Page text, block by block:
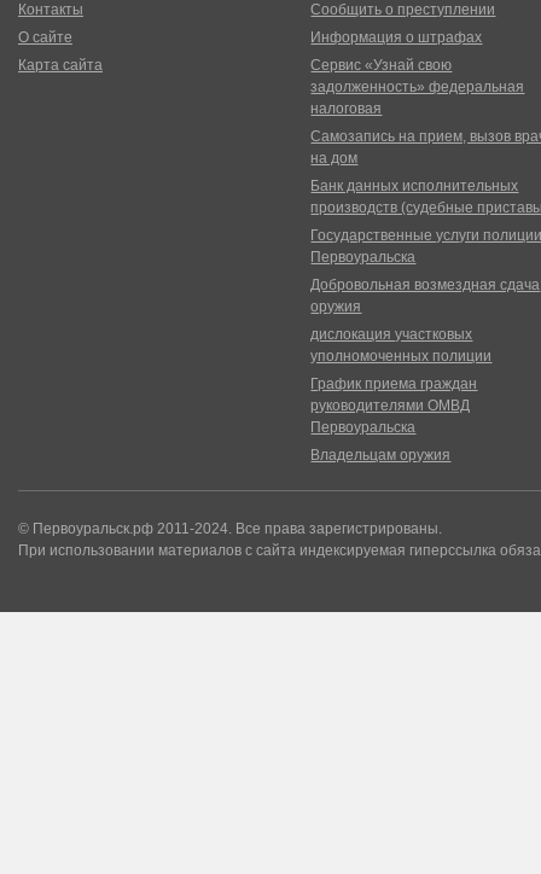
Контакты
О сайте
Карта сайта
Сообщить о преступлении
Информация о штрафах
Сервис «Узнай свою
задолженность» федеральная
налоговая
Самозапись на прием, вызов
на дом
Банк данных исполнительных
производств (судебные
Государственные услуги
Первоуральска
Добровольная возмездная сдача
оружия
дислокация участковых
уполномоченных полиции
График приема граждан
руководителями ОМВД
Первоуральска
Владельцам оружия
© Первоуральск.рф 2011-2024. Все права зарегистрированы.
При использовании материалов с сайта индексируемая гиперссылка